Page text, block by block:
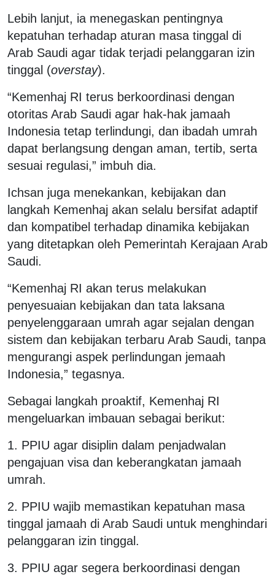
Lebih lanjut, ia menegaskan pentingnya
kepatuhan terhadap aturan masa tinggal di
Arab Saudi agar tidak terjadi pelanggaran izin
tinggal (overstay).
“Kemenhaj RI terus berkoordinasi dengan
otoritas Arab Saudi agar hak-hak jamaah
Indonesia tetap terlindungi, dan ibadah umrah
dapat berlangsung dengan aman, tertib, serta
sesuai regulasi,” imbuh dia.
Ichsan juga menekankan, kebijakan dan
langkah Kemenhaj akan selalu bersifat adaptif
dan kompatibel terhadap dinamika kebijakan
yang ditetapkan oleh Pemerintah Kerajaan Arab
Saudi.
“Kemenhaj RI akan terus melakukan
penyesuaian kebijakan dan tata laksana
penyelenggaraan umrah agar sejalan dengan
sistem dan kebijakan terbaru Arab Saudi, tanpa
mengurangi aspek perlindungan jemaah
Indonesia,” tegasnya.
Sebagai langkah proaktif, Kemenhaj RI
mengeluarkan imbauan sebagai berikut:
1. PPIU agar disiplin dalam penjadwalan
pengajuan visa dan keberangkatan jamaah
umrah.
2. PPIU wajib memastikan kepatuhan masa
tinggal jamaah di Arab Saudi untuk menghindari
pelanggaran izin tinggal.
3. PPIU agar segera berkoordinasi dengan